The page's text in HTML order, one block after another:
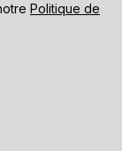
Politique de